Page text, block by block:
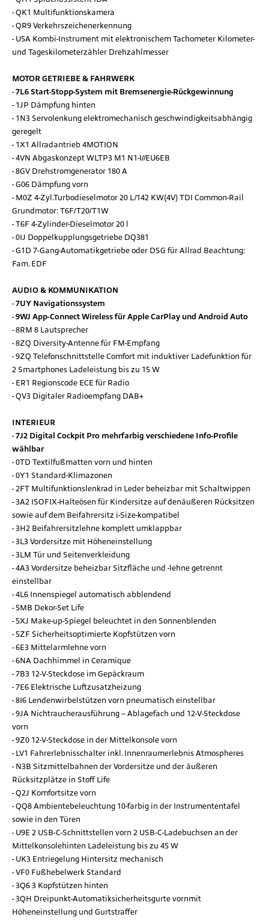
QK1 Multifunktionskamera
QR9 Verkehrszeichenerkennung
U5A Kombi-Instrument mit elektronischem Tachometer Kilometer-
und Tageskilometerzähler Drehzahlmesser
MOTOR GETRIEBE & FAHRWERK
7L6 Start-Stopp-System mit Bremsenergie-Rückgewinnung
1JP Dämpfung hinten
1N3 Servolenkung elektromechanisch geschwindigkeitsabhängig
geregelt
1X1 Allradantrieb 4MOTION
4VN Abgaskonzept WLTP3 M1 N1-I//EU6EB
8GV Drehstromgenerator 180 A
G06 Dämpfung vorn
M0Z 4-Zyl.Turbodieselmotor 20 L/142 KW(4V) TDI Common-Rail
Grundmotor: T6F/T20/T1W
T6F 4-Zylinder-Dieselmotor 20 l
0IJ Doppelkupplungsgetriebe DQ381
G1D 7-Gang-Automatikgetriebe oder DSG für Allrad Beachtung:
Fam. EDF
AUDIO & KOMMUNIKATION
7UY Navigationssystem
9WJ App-Connect Wireless für Apple CarPlay und Android Auto
8RM 8 Lautsprecher
8ZQ Diversity-Antenne für FM-Empfang
9ZQ Telefonschnittstelle Comfort mit induktiver Ladefunktion für
2 Smartphones Ladeleistung bis zu 15 W
ER1 Regionscode ECE für Radio
QV3 Digitaler Radioempfang DAB+
INTERIEUR
7J2 Digital Cockpit Pro mehrfarbig verschiedene Info-Profile
wählbar
0TD Textilfußmatten vorn und hinten
0Y1 Standard-Klimazonen
2FT Multifunktionslenkrad in Leder beheizbar mit Schaltwippen
3A2 ISOFIX-Halteösen für Kindersitze auf denäußeren Rücksitzen
sowie auf dem Beifahrersitz i-Size-kompatibel
3H2 Beifahrersitzlehne komplett umklappbar
3L3 Vordersitze mit Höheneinstellung
3LM Tür und Seitenverkleidung
4A3 Vordersitze beheizbar Sitzfläche und -lehne getrennt
einstellbar
4L6 Innenspiegel automatisch abblendend
5MB Dekor-Set Life
5XJ Make-up-Spiegel beleuchtet in den Sonnenblenden
5ZF Sicherheitsoptimierte Kopfstützen vorn
6E3 Mittelarmlehne vorn
6NA Dachhimmel in Ceramique
7B3 12-V-Steckdose im Gepäckraum
7E6 Elektrische Luftzusatzheizung
8I6 Lendenwirbelstützen vorn pneumatisch einstellbar
9JA Nichtraucherausführung – Ablagefach und 12-V-Steckdose
vorn
9Z0 12-V-Steckdose in der Mittelkonsole vorn
LV1 Fahrerlebnisschalter inkl. Innenraumerlebnis Atmospheres
N3B Sitzmittelbahnen der Vordersitze und der äußeren
Rücksitzplätze in Stoff Life
Q2J Komfortsitze vorn
QQ8 Ambientebeleuchtung 10-farbig in der Instrumententafel
sowie in den Türen
U9E 2 USB-C-Schnittstellen vorn 2 USB-C-Ladebuchsen an der
Mittelkonsolehinten Ladeleistung bis zu 45 W
UK3 Entriegelung Hintersitz mechanisch
VF0 Fußhebelwerk Standard
3Q6 3 Kopfstützen hinten
3QH Dreipunkt-Automatiksicherheitsgurte vornmit
Höheneinstellung und Gurtstraffer